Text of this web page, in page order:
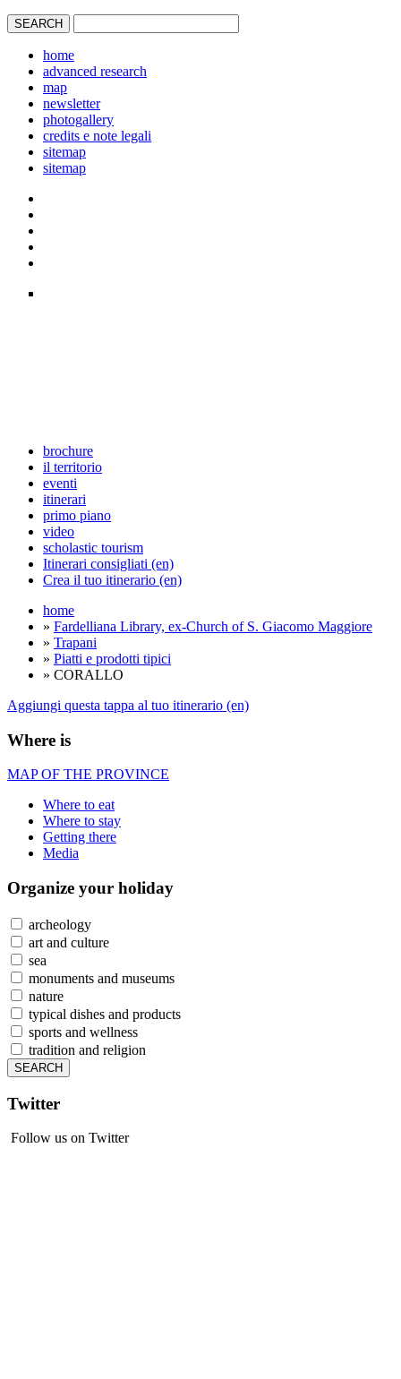
home
advanced research
map
newsletter
photogallery
credits e note legali
sitemap
sitemap
brochure
il territorio
eventi
itinerari
primo piano
video
scholastic tourism
Itinerari consigliati (en)
Crea il tuo itinerario (en)
home
» Fardelliana Library, ex-Church of S. Giacomo Maggiore
» Trapani
» Piatti e prodotti tipici
» CORALLO
Aggiungi questa tappa al tuo itinerario (en)
Where is
MAP OF THE PROVINCE
Where to eat
Where to stay
Getting there
Media
Organize your holiday
archeology
art and culture
sea
monuments and museums
nature
typical dishes and products
sports and wellness
tradition and religion
Twitter
Follow us on Twitter